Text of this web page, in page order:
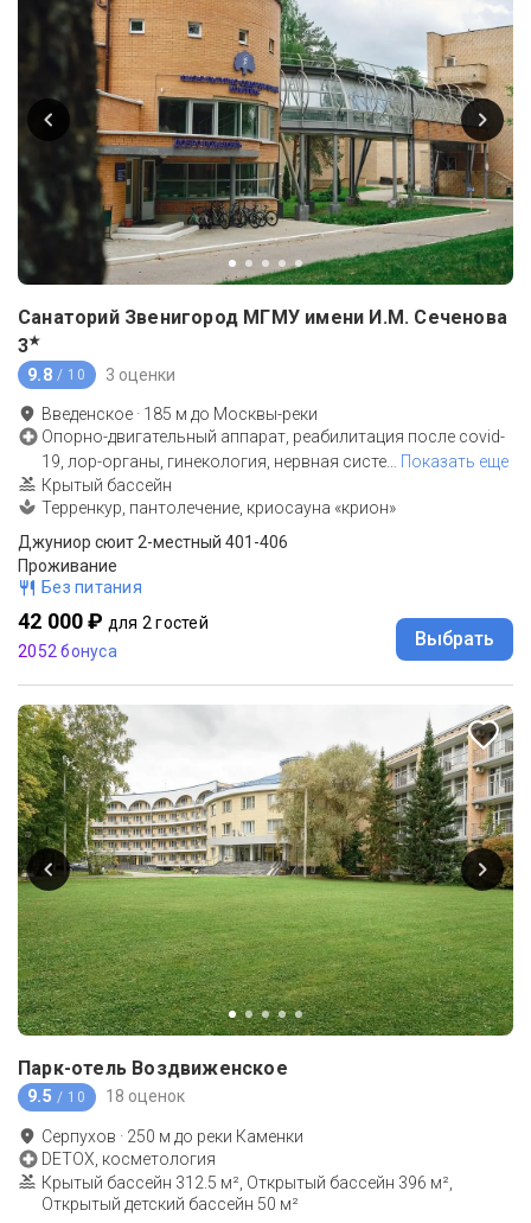
Санаторий Звенигород МГМУ имени И.М. Сеченова
3★
9.8 / 10 3 оценки
Введенское · 185 м до Москвы-реки
Опорно-двигательный аппарат, реабилитация после covid-
19, лор-органы, гинекология, нервная систе
Показать еще
Крытый бассейн
Терренкур, пантолечение, криосауна «крион»
Джуниор сюит 2-местный 401-406
Проживание
Без питания
42 000 ₽ для 2 гостей
2052 бонуса
Выбрать
Парк-отель Воздвиженское
9.5 / 10 18 оценок
Серпухов · 250 м до реки Каменки
DETOX, косметология
Крытый бассейн 312.5 м², Открытый бассейн 396 м²,
Открытый детский бассейн 50 м²